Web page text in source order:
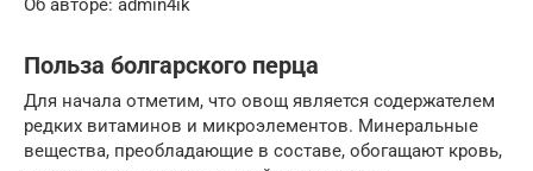
Об авторе: admin4ik
Польза болгарского перца
Для начала отметим, что овощ является содержателем
редких витаминов и микроэлементов. Минеральные
вещества, преобладающие в составе, обогащают кровь,